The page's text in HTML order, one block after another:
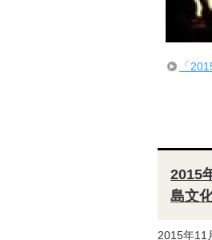
「
2015
島文
2015年11